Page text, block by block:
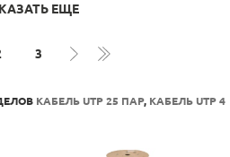
ЕЩЕ
3
КАБЕЛЬ UTP 25 ПАР, КАБЕЛЬ UTP 4